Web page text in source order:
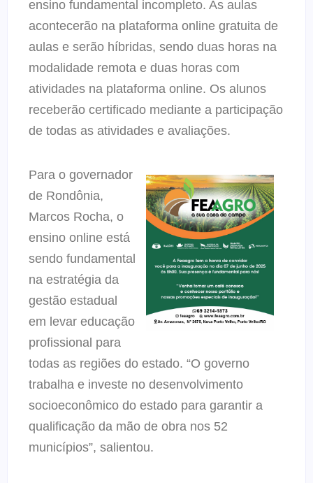
ensino fundamental incompleto. As aulas
acontecerão na plataforma online gratuita de
aulas e serão híbridas, sendo duas horas na
modalidade remota e duas horas com
atividades na plataforma online. Os alunos
receberão certificado mediante a participação
de todas as atividades e avaliações.
Para o governador
de Rondônia,
Marcos Rocha, o
ensino online está
sendo fundamental
na estratégia da
gestão estadual
em levar educação
profissional para
todas as regiões do estado. “O governo
trabalha e investe no desenvolvimento
socioeconômico do estado para garantir a
qualificação da mão de obra nos 52
municípios”, salientou.